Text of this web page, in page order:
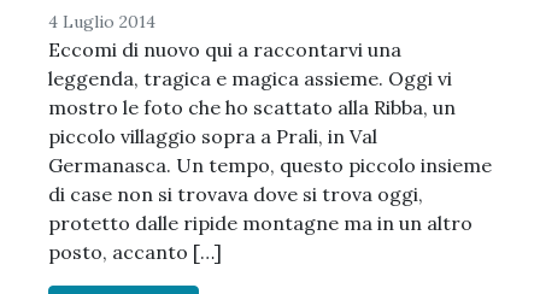
4 Luglio 2014
Eccomi di nuovo qui a raccontarvi una
leggenda, tragica e magica assieme. Oggi vi
mostro le foto che ho scattato alla Ribba, un
piccolo villaggio sopra a Prali, in Val
Germanasca. Un tempo, questo piccolo insieme
di case non si trovava dove si trova oggi,
protetto dalle ripide montagne ma in un altro
posto, accanto […]